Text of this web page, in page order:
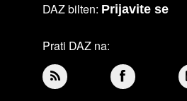
DAZ bilten: Prijavite se
Prati DAZ na: